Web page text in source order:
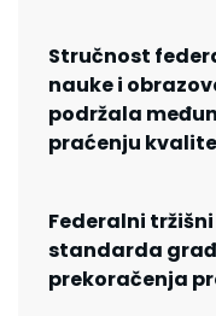
Stručnost
nauke i
podržala
praćenju
Federalni
standarda
prekoračenja